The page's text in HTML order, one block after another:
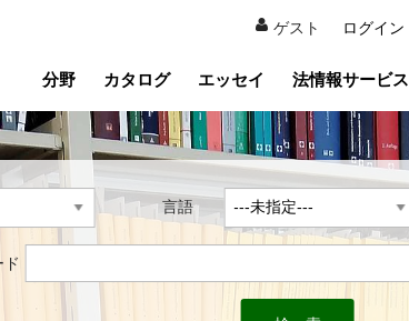
ゲスト ログイン
分野 カタログ エッセイ 法情報サービス
言語
ド